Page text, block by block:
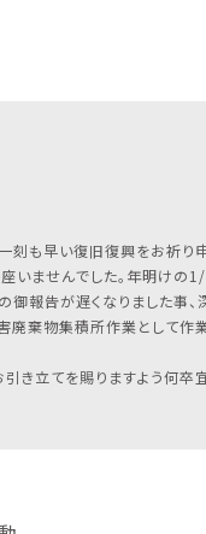
も早い復旧復興をお祈り申
いませんでした。年明けの
報告が遅くなりました事、
廃棄物集積所作業として作
立てを賜りますよう何卒宜